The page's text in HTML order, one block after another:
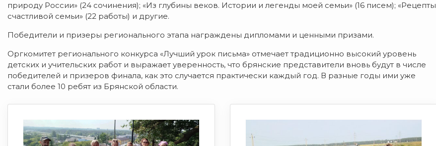
природу России» (24 сочинения); «Из глубины веков. Истории и легенды моей семьи» (16 писем); «Рецепты
счастливой семьи» (22 работы) и другие.
Победители и призеры регионального этапа награждены дипломами и ценными призами.
Оргкомитет регионального конкурса «Лучший урок письма» отмечает традиционно высокий уровень
детских и учительских работ и выражает уверенность, что брянские представители вновь будут в числе
победителей и призеров финала, как это случается практически каждый год. В разные годы ими уже
стали более 10 ребят из Брянской области.